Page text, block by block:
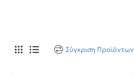
Σύγκριση Προϊόντων